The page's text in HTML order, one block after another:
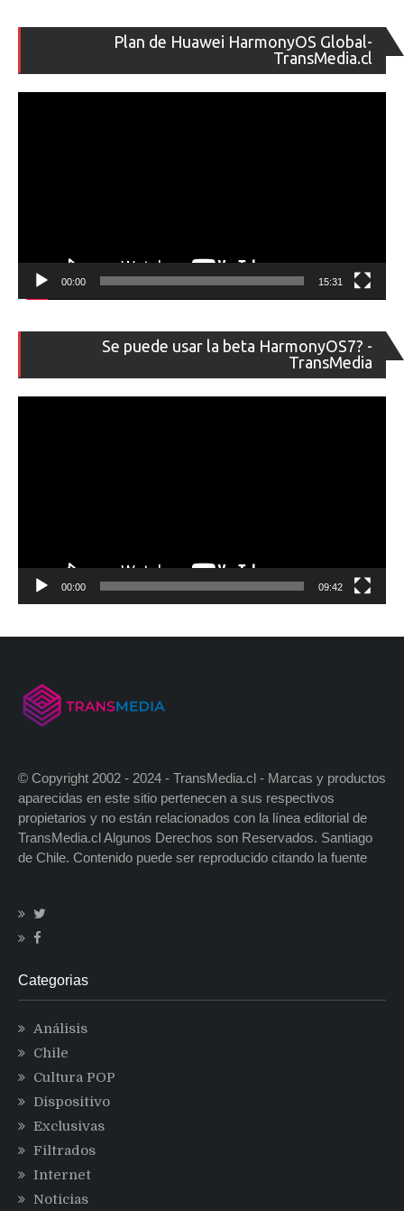
Plan de Huawei HarmonyOS Global-
TransMedia.cl
de
00:00 15:31
Se puede usar la beta HarmonyOS7? -
TransMedia
de
00:00 09:42
© Copyright 2002 - 2024 - TransMedia.cl - Marcas y productos
aparecidas en este sitio pertenecen a sus respectivos
propietarios y no están relacionados con la línea editorial de
TransMedia.cl Algunos Derechos son Reservados. Santiago
de Chile. Contenido puede ser reproducido citando la fuente
Categorias
Análisis
Chile
Cultura POP
Dispositivo
Exclusivas
Filtrados
Internet
Noticias